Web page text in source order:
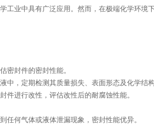
工业中具有广泛应用。然而，在极端化学环境
密封件的密封性能。
中，定期检测其质量损失、表面形态及化学结构
件进行改性，评估改性后的耐腐蚀性能。
任何气体或液体泄漏现象，密封性能优异。